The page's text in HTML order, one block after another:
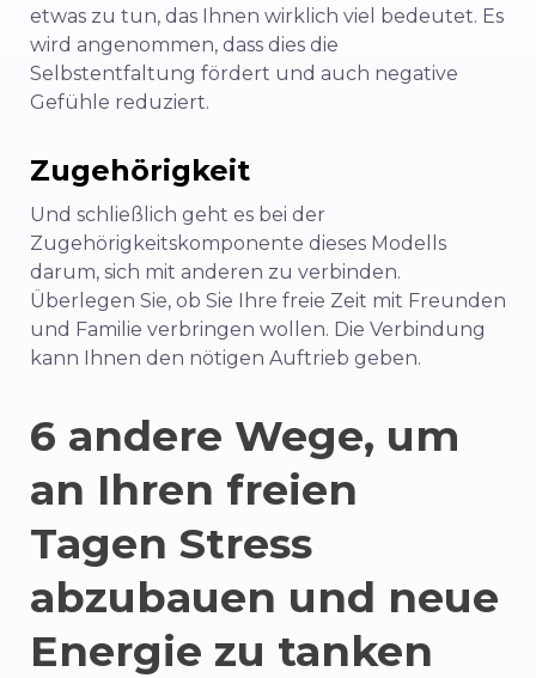
etwas zu tun, das Ihnen wirklich viel bedeutet. Es
wird angenommen, dass dies die
Selbstentfaltung fördert und auch negative
Gefühle reduziert.
Zugehörigkeit
Und schließlich geht es bei der
Zugehörigkeitskomponente dieses Modells
darum, sich mit anderen zu verbinden.
Überlegen Sie, ob Sie Ihre freie Zeit mit Freunden
und Familie verbringen wollen. Die Verbindung
kann Ihnen den nötigen Auftrieb geben.
6 andere Wege, um
an Ihren freien
Tagen Stress
abzubauen und neue
Energie zu tanken